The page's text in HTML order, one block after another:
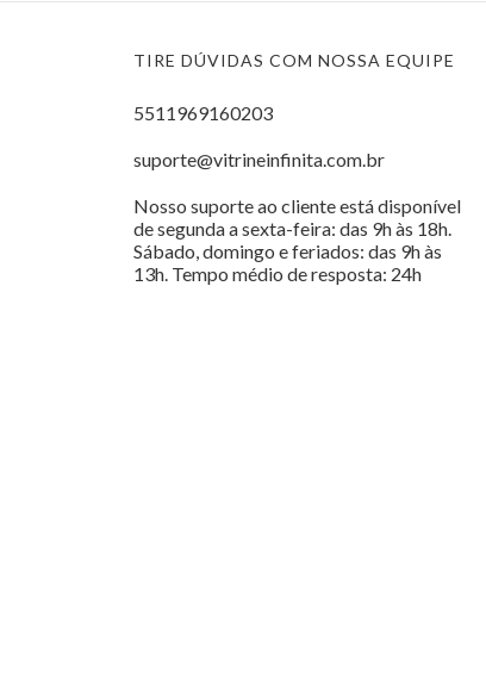
TIRE DÚVIDAS COM NOSSA EQUIPE
5511969160203
suporte@vitrineinfinita.com.br
Nosso suporte ao cliente está disponível
de segunda a sexta-feira: das 9h às 18h.
Sábado, domingo e feriados: das 9h às
13h. Tempo médio de resposta: 24h